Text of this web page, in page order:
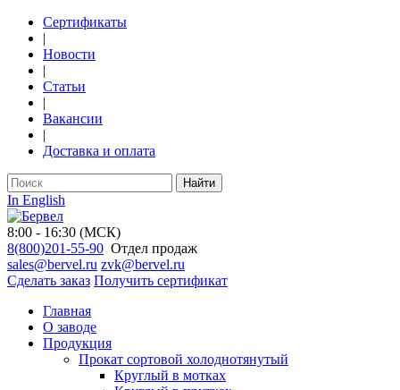
Сертификаты
|
Новости
|
Статьи
|
Вакансии
|
Доставка и оплата
Найти
In English
8:00 - 16:30 (МСК)
8(800)201-55-90 Отдел продаж
sales@bervel.ru zvk@bervel.ru
Сделать заказ Получить сертификат
Главная
О заводе
Продукция
Прокат сортовой холоднотянутый
Круглый в мотках